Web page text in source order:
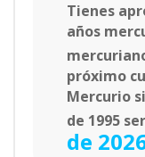
Tienes
años
próximo
Mercurio
de 1995
de